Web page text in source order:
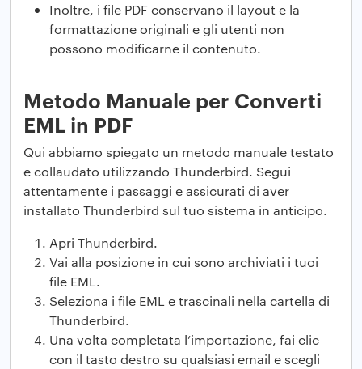
Inoltre, i file PDF conservano il layout e la
formattazione originali e gli utenti non
possono modificarne il contenuto.
Metodo Manuale per Converti
EML in PDF
Qui abbiamo spiegato un metodo manuale testato
e collaudato utilizzando Thunderbird. Segui
attentamente i passaggi e assicurati di aver
installato Thunderbird sul tuo sistema in anticipo.
Apri Thunderbird.
Vai alla posizione in cui sono archiviati i tuoi
file EML.
Seleziona i file EML e trascinali nella cartella di
Thunderbird.
Una volta completata l’importazione, fai clic
con il tasto destro su qualsiasi email e scegli